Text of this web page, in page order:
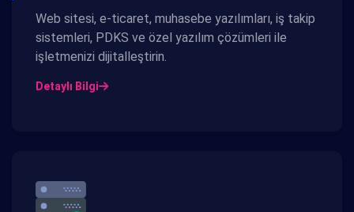
Web sitesi, e-ticaret, muhasebe yazılımları, iş takip
sistemleri, PDKS ve özel yazılım çözümleri ile
işletmenizi dijitalleştirin.
Detaylı Bilgi